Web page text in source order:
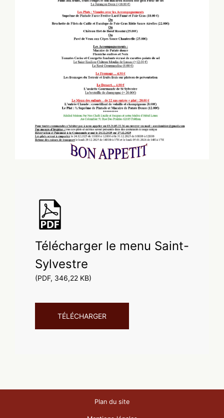
Télécharger le menu Saint-
Sylvestre
(PDF, 346,22 KB)
TÉLÉCHARGER
Plan du site